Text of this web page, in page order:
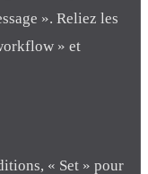
». Reliez les
» et
« Set » pour